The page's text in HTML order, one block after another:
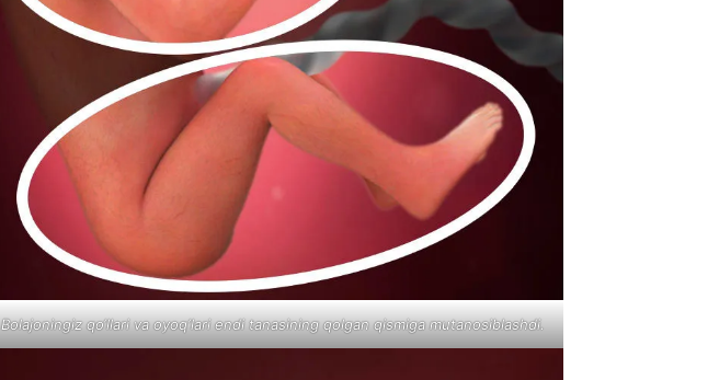
Bolajoningiz qo‘llari va oyoq‘lari endi tanasining qolgan qismiga mutanosiblashdi.